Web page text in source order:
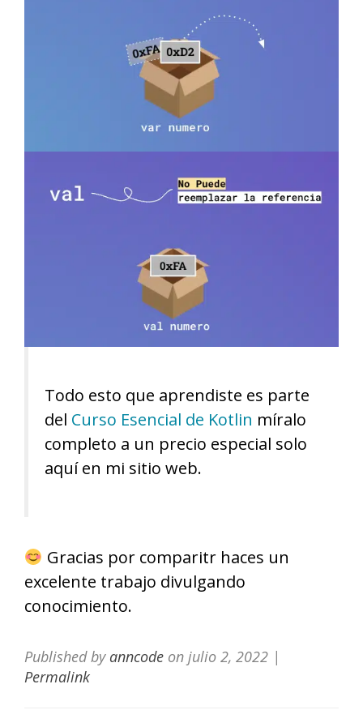
Todo esto que aprendiste es parte
del Curso Esencial de Kotlin míralo
completo a un precio especial solo
aquí en mi sitio web.
Gracias por comparitr haces un
excelente trabajo divulgando
conocimiento.
Published by anncode on julio 2, 2022 |
Permalink